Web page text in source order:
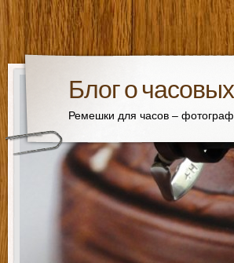
Блог о
Ремешки для часов –